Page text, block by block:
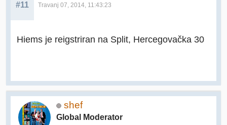
#11 Travanj 07, 2014, 11:43:23
Hiems je reigstriran na Split, Hercegovačka 30
shef
Global Moderator